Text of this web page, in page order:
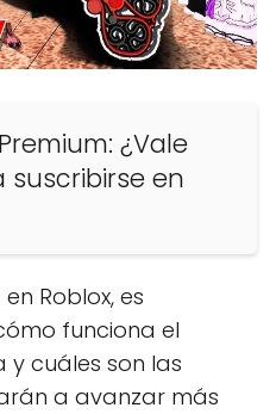
¿Vale
suscribirse en
Roblox, es
funciona el
y cuáles son las
a avanzar más